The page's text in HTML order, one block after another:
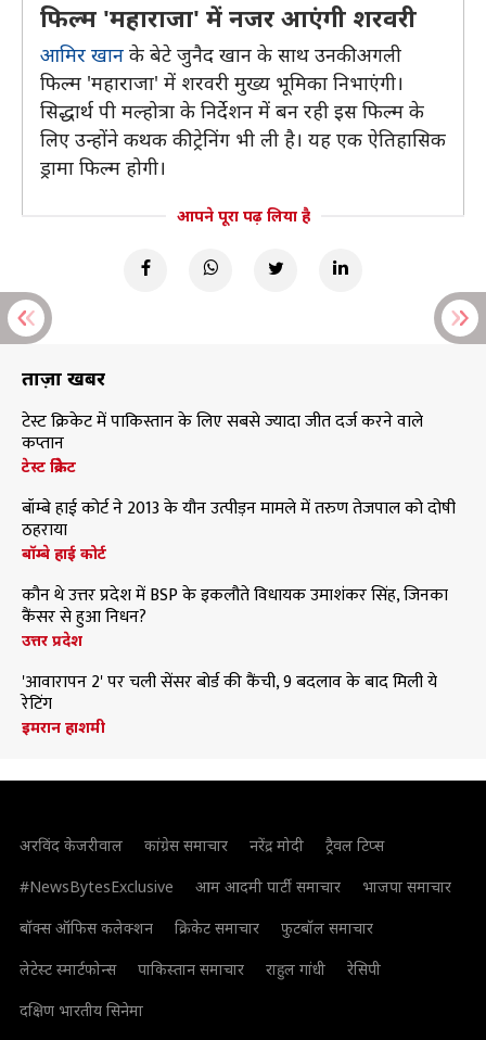
फिल्म 'महाराजा' में नजर आएंगी शरवरी
आमिर खान के बेटे जुनैद खान के साथ उनकी अगली
फिल्म 'महाराजा' में शरवरी मुख्य भूमिका निभाएंगी।
सिद्धार्थ पी मल्होत्रा के निर्देशन में बन रही इस फिल्म के
लिए उन्होंने कथक की ट्रेनिंग भी ली है। यह एक ऐतिहासिक
ड्रामा फिल्म होगी।
आपने पूरा पढ़ लिया है
ताज़ा खबरें
टेस्ट क्रिकेट में पाकिस्तान के लिए सबसे ज्यादा जीत दर्ज करने वाले
कप्तान
टेस्ट क्रिकेट
बॉम्बे हाई कोर्ट ने 2013 के यौन उत्पीड़न मामले में तरुण तेजपाल को दोषी
ठहराया
बॉम्बे हाई कोर्ट
कौन थे उत्तर प्रदेश में BSP के इकलौते विधायक उमाशंकर सिंह, जिनका
कैंसर से हुआ निधन?
उत्तर प्रदेश
'आवारापन 2' पर चली सेंसर बोर्ड की कैंची, 9 बदलाव के बाद मिली ये
रेटिंग
इमरान हाशमी
अरविंद केजरीवाल कांग्रेस समाचार नरेंद्र मोदी
ट्रैवल टिप्स
#NewsBytesExclusive
आम आदमी पार्टी समाचार
भाजपा समाचार
बॉक्स ऑफिस कलेक्शन
क्रिकेट समाचार
फुटबॉल समाचार
लेटेस्ट स्मार्टफोन्स
पाकिस्तान समाचार राहुल गांधी
रेसिपी
दक्षिण भारतीय सिनेमा